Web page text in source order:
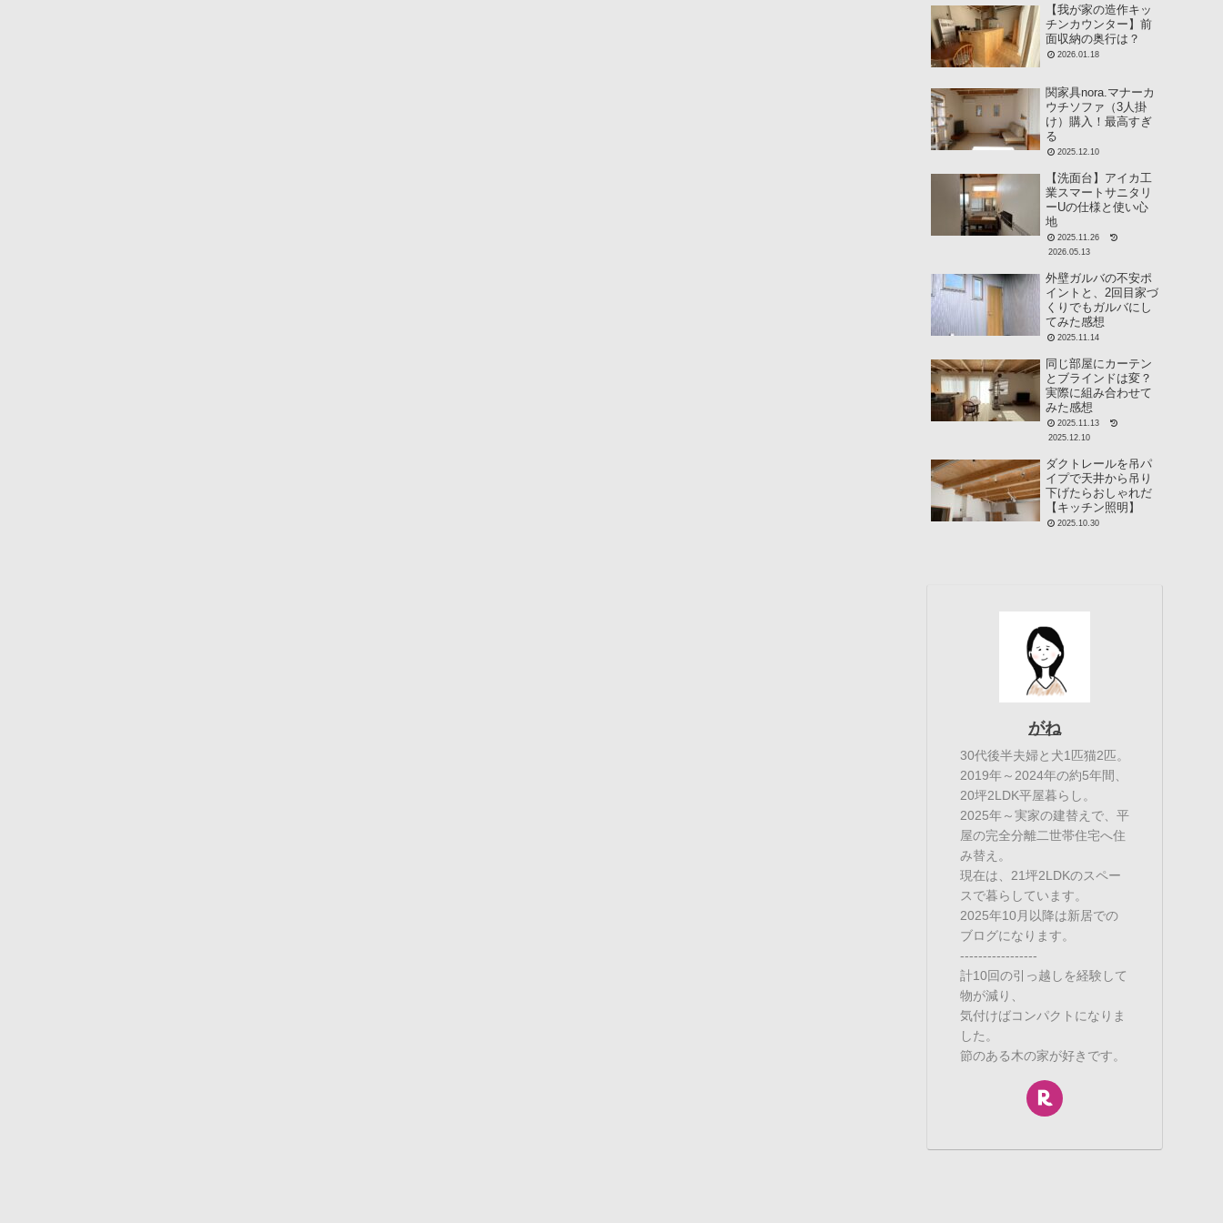
【我が家の造作キッ
チンカウンター】前
面収納の奥行は？
2026.01.18
関家具nora.マナーカ
ウチソファ（3人掛
け）購入！最高すぎ
る
2025.12.10
【洗面台】アイカ工
業スマートサニタリ
ーUの仕様と使い心
地
2025.11.26
2026.05.13
外壁ガルバの不安ポ
イントと、2回目家づ
くりでもガルバにし
てみた感想
2025.11.14
同じ部屋にカーテン
とブラインドは変？
実際に組み合わせて
みた感想
2025.11.13
2025.12.10
ダクトレールを吊パ
イプで天井から吊り
下げたらおしゃれだ
【キッチン照明】
2025.10.30
がね
30代後半夫婦と犬1匹猫2匹。
2019年～2024年の約5年間、
20坪2LDK平屋暮らし。
2025年～実家の建替えで、平
屋の完全分離二世帯住宅へ住
み替え。
現在は、21坪2LDKのスペー
スで暮らしています。
2025年10月以降は新居での
ブログになります。
-----------------
計10回の引っ越しを経験して
物が減り、
気付けばコンパクトになりま
した。
節のある木の家が好きです。